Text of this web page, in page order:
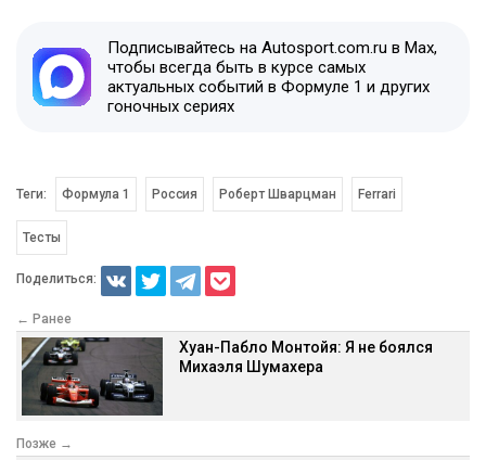
Подписывайтесь на Autosport.com.ru в Max,
чтобы всегда быть в курсе самых
актуальных событий в Формуле 1 и других
гоночных сериях
Теги: Формула 1 Россия Роберт Шварцман Ferrari
Тесты
Поделиться:
← Ранее
Хуан-Пабло Монтойя: Я не боялся
Михаэля Шумахера
Позже →